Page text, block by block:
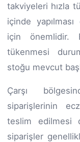
takviyeleri hızla
içinde
için önemlidir.
tükenmesi
stoğu mevcut
Çarşı
siparişlerinin
teslim edilmesi
siparişler